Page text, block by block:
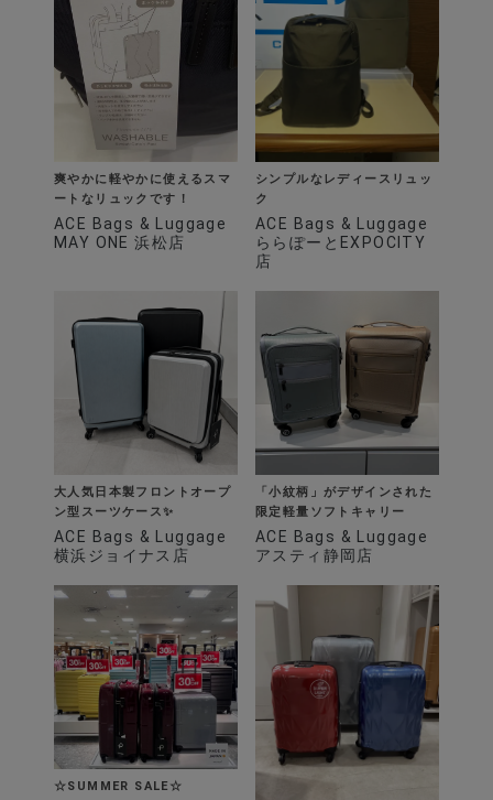
爽やかに軽やかに使えるスマ
ートなリュックです！
ACE Bags & Luggage
MAY ONE 浜松店
シンプルなレディースリュッ
ク
ACE Bags & Luggage
ららぽーとEXPOCITY
店
大人気日本製フロントオープ
ン型スーツケース✨
ACE Bags & Luggage
横浜ジョイナス店
「小紋柄」がデザインされた
限定軽量ソフトキャリー
ACE Bags & Luggage
アスティ静岡店
☆SUMMER SALE☆